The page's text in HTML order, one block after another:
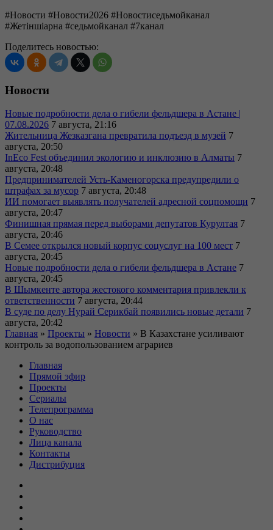
#Новости #Новости2026 #Новостиседьмойканал
#Жетіншіарна #седьмойканал #7канал
Поделитесь новостью:
Новости
Новые подробности дела о гибели фельдшера в Астане |
07.08.2026 7 августа, 21:16
Жительница Жезказгана превратила подъезд в музей 7
августа, 20:50
InEco Fest объединил экологию и инклюзию в Алматы 7
августа, 20:48
Предпринимателей Усть-Каменогорска предупредили о
штрафах за мусор 7 августа, 20:48
ИИ помогает выявлять получателей адресной соцпомощи 7
августа, 20:47
Финишная прямая перед выборами депутатов Курултая 7
августа, 20:46
В Семее открылся новый корпус соцуслуг на 100 мест 7
августа, 20:45
Новые подробности дела о гибели фельдшера в Астане 7
августа, 20:45
В Шымкенте автора жестокого комментария привлекли к
ответственности 7 августа, 20:44
В суде по делу Нурай Серикбай появились новые детали 7
августа, 20:42
Главная » Проекты » Новости » В Казахстане усиливают
контроль за водопользованием аграриев
Главная
Прямой эфир
Проекты
Сериалы
Телепрограмма
О нас
Руководство
Лица канала
Контакты
Дистрибуция